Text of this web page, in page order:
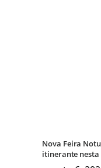
Nova Feira
itinerante